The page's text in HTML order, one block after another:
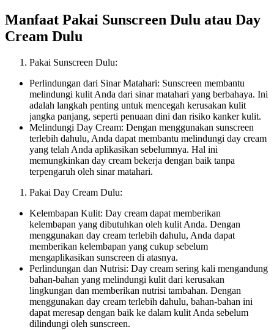
Manfaat Pakai Sunscreen Dulu atau Day
Cream Dulu
Pakai Sunscreen Dulu:
Perlindungan dari Sinar Matahari: Sunscreen membantu
melindungi kulit Anda dari sinar matahari yang berbahaya. Ini
adalah langkah penting untuk mencegah kerusakan kulit
jangka panjang, seperti penuaan dini dan risiko kanker kulit.
Melindungi Day Cream: Dengan menggunakan sunscreen
terlebih dahulu, Anda dapat membantu melindungi day cream
yang telah Anda aplikasikan sebelumnya. Hal ini
memungkinkan day cream bekerja dengan baik tanpa
terpengaruh oleh sinar matahari.
Pakai Day Cream Dulu:
Kelembapan Kulit: Day cream dapat memberikan
kelembapan yang dibutuhkan oleh kulit Anda. Dengan
menggunakan day cream terlebih dahulu, Anda dapat
memberikan kelembapan yang cukup sebelum
mengaplikasikan sunscreen di atasnya.
Perlindungan dan Nutrisi: Day cream sering kali mengandung
bahan-bahan yang melindungi kulit dari kerusakan
lingkungan dan memberikan nutrisi tambahan. Dengan
menggunakan day cream terlebih dahulu, bahan-bahan ini
dapat meresap dengan baik ke dalam kulit Anda sebelum
dilindungi oleh sunscreen.